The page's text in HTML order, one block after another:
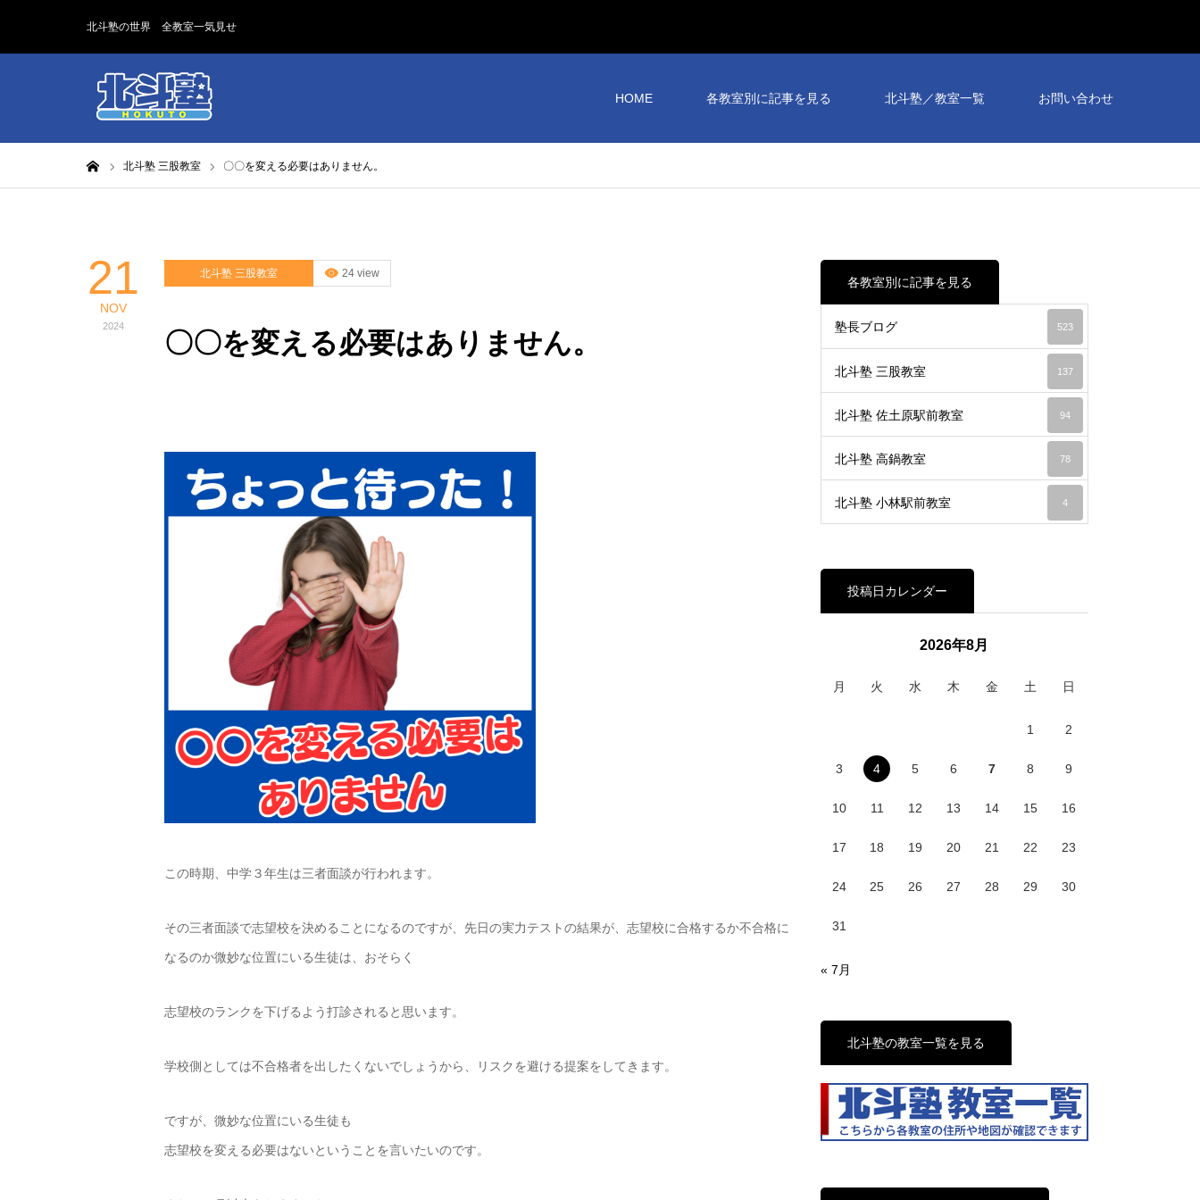
北斗塾の世界 全教室一気見せ
HOME 各教室別に記事を見る 北斗塾／教室一覧 お問い合わせ
北斗塾 三股教室 〇〇を変える必要はありません。
21
NOV
2024
北斗塾 三股教室 24 view
〇〇を変える必要はありません。
この時期、中学３年生は三者面談が行われます。
その三者面談で志望校を決めることになるのですが、先日の実力テストの結果が、志望校に合格するか不合格に
なるのか微妙な位置にいる生徒は、おそらく
志望校のランクを下げるよう打診されると思います。
学校側としては不合格者を出したくないでしょうから、リスクを避ける提案をしてきます。
ですが、微妙な位置にいる生徒も
志望校を変える必要はないということを言いたいのです。
各教室別に記事を見る
塾長ブログ 523
北斗塾 三股教室 137
北斗塾 佐土原駅前教室 94
北斗塾 高鍋教室 78
北斗塾 小林駅前教室 4
投稿日カレンダー
2026年8月
月 火 水 木 金 土 日
1 2
3 4 5 6 7 8 9
10 11 12 13 14 15 16
17 18 19 20 21 22 23
24 25 26 27 28 29 30
31
« 7月
北斗塾の教室一覧を見る